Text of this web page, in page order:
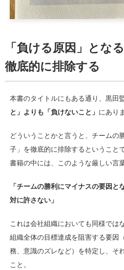
「負ける原因」とな
徹底的に排除する
本書のタイトルにもある通り、黒田
と」よりも「負けないこと」 にあり
どういうことかと言うと、チームの
子」を徹底的に排除するということで
書籍の中には、このような厳しい言
「チームの勝利にマイナスの要因
対に許さない」
これは会社組織においても同様では
組織全体の目標達成を阻害する要因
務、意識のズレなど）を特定し、そ
こと。